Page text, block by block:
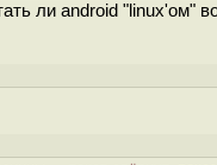
ли android "linux'ом"